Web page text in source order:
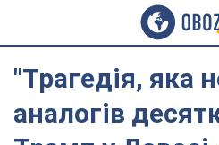
"Трагедія, яка
аналогів